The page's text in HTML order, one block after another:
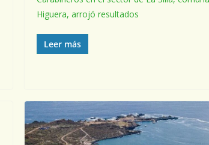
Higuera, arrojó resultados
Leer más